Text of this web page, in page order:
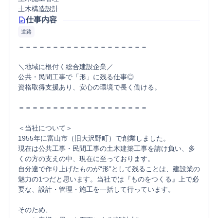
土木構造設計
仕事内容
道路
＝＝＝＝＝＝＝＝＝＝＝＝＝＝＝＝＝＝＝
＼地域に根付く総合建設企業／
公共・民間工事で「形」に残る仕事◎
資格取得支援あり、安心の環境で長く働ける。
＝＝＝＝＝＝＝＝＝＝＝＝＝＝＝＝＝＝＝
＜当社について＞
1955年に富山市（旧大沢野町）で創業しました。
現在は公共工事・民間工事の土木建築工事を請け負い、多
くの方の支えの中、現在に至っております。
自分達で作り上げたものが“形”として残ることは、建設業の
魅力の1つだと思います。当社では『ものをつくる』上で必
要な、設計・管理・施工を一括して行っています。
そのため、